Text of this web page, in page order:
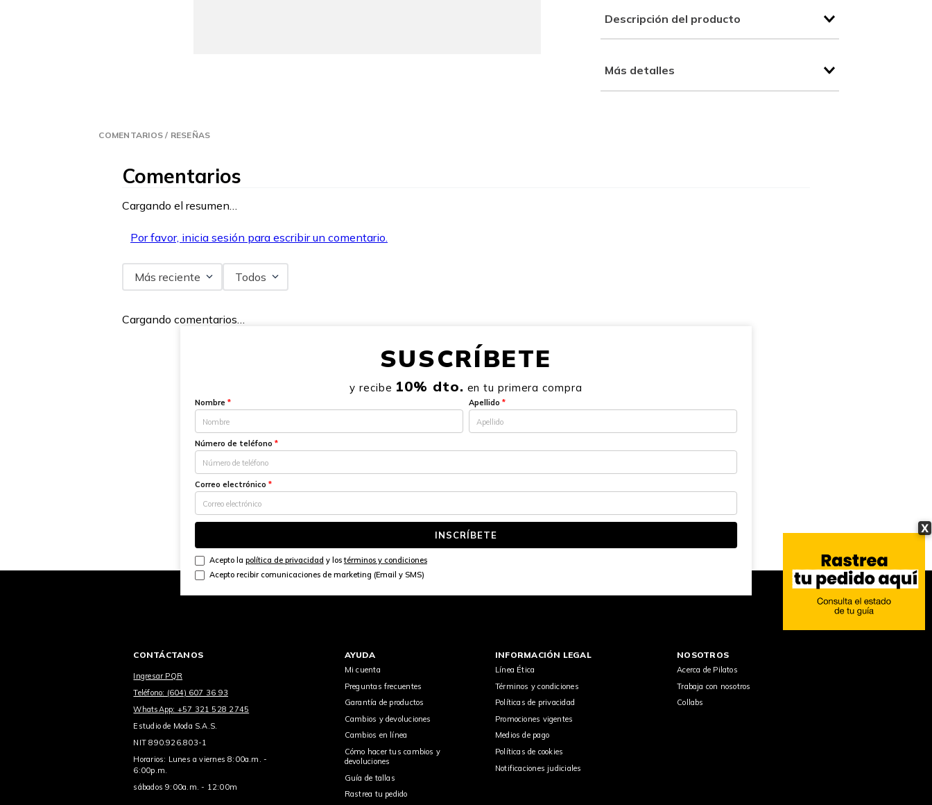
X
Descripción del producto
Más detalles
COMENTARIOS / RESEÑAS
Comentarios
Cargando el resumen…
Por favor, inicia sesión para escribir un comentario.
Más reciente Todos
Cargando comentarios…
SUSCRÍBETE
y recibe 10% dto. en tu primera compra
Nombre * Apellido *
Número de teléfono *
Correo electrónico *
INSCRÍBETE
Acepto la política de privacidad y lostérminos y condiciones
Acepto recibir comunicaciones de marketing (Email y SMS)
CONTÁCTANOS
Ingresar PQR
Teléfono: (604) 607 36 93
WhatsApp: +57 321 528 2745
Estudio de Moda S.A.S.
NIT 890.926.803-1
Horarios: Lunes a viernes 8:00a.m. -
6:00p.m.
sábados 9:00a.m. - 12:00m
AYUDA
Mi cuenta
Preguntas frecuentes
Garantía de productos
Cambios y devoluciones
Cambios en línea
Cómo hacer tus cambios y
devoluciones
Guía de tallas
Rastrea tu pedido
INFORMACIÓN LEGAL
Línea Ética
Términos y condiciones
Políticas de privacidad
Promociones vigentes
Medios de pago
Políticas de cookies
Notificaciones judiciales
NOSOTROS
Acerca de Pilatos
Trabaja con nosotros
Collabs